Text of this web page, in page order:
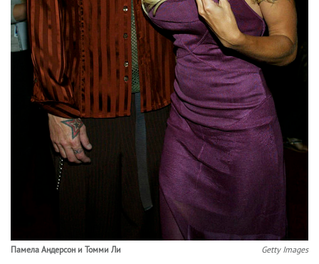
Памела Андерсон и Томми Ли Getty Images